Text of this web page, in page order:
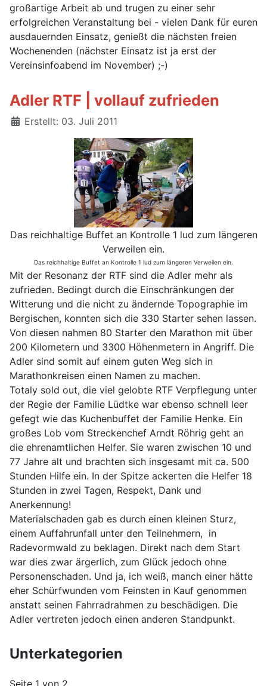
großartige Arbeit ab und trugen zu einer sehr
erfolgreichen Veranstaltung bei - vielen Dank für euren
ausdauernden Einsatz, genießt die nächsten freien
Wochenenden (nächster Einsatz ist ja erst der
Vereinsinfoabend im November) ;-)
Adler RTF | vollauf zufrieden
DetailsErstellt: 03. Juli 2011
Das reichhaltige Buffet an Kontrolle 1 lud zum längeren
Verweilen ein.
Das reichhaltige Buffet an Kontrolle 1 lud zum längeren Verweilen ein.
Mit der Resonanz der RTF sind die Adler mehr als
zufrieden. Bedingt durch die Einschränkungen der
Witterung und die nicht zu ändernde Topographie im
Bergischen, konnten sich die 330 Starter sehen lassen.
Von diesen nahmen 80 Starter den Marathon mit über
200 Kilometern und 3300 Höhenmetern in Angriff. Die
Adler sind somit auf einem guten Weg sich in
Marathonkreisen einen Namen zu machen.
Totaly sold out, die viel gelobte RTF Verpflegung unter
der Regie der Familie Lüdtke war ebenso schnell leer
gefegt wie das Kuchenbuffet der Familie Henke. Ein
großes Lob vom Streckenchef Arndt Röhrig geht an
die ehrenamtlichen Helfer. Sie waren zwischen 10 und
77 Jahre alt und brachten sich insgesamt mit ca. 500
Stunden Hilfe ein. In der Spitze ackerten die Helfer 18
Stunden in zwei Tagen, Respekt, Dank und
Anerkennung!
Materialschaden gab es durch einen kleinen Sturz,
einem Auffahrunfall unter den Teilnehmern, in
Radevormwald zu beklagen. Direkt nach dem Start
war dies zwar ärgerlich, zum Glück jedoch ohne
Personenschaden. Und ja, ich weiß, manch einer hätte
eher Schürfwunden vom Feinsten in Kauf genommen
anstatt seinen Fahrradrahmen zu beschädigen. Die
Adler vertreten jedoch einen anderen Standpunkt.
Unterkategorien
Seite 1 von 2